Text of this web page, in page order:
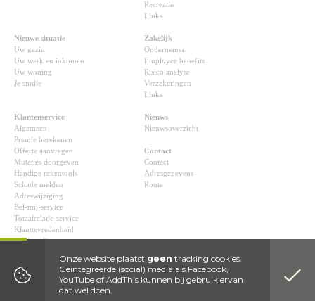
Recreatie
Links
Nieuwe situatie
Uw gezin
Uw werk en inkomen
Uw woning
Je studie
Zakelijk
Ondernemer
Employee benefits
Risico analyse
Verzekeringen
Links
Klantenservice
Algemeen
Premie berekenen
Offerte aanvragen
Mutaties doorgeven
Handige rekentools
Schade melden
Adreswijziging
Bel-mij-service
Totaalrelatie-service
Klanttevredenheid
Aanbeveling
Nieuws
Nieuwsoverzicht
Contact
Contact
Adresgegevens
Route
Onze website plaatst geen tracking cookies.
Geïntegreerde (social) media als Facebook,
YouTube of AddThis kunnen bij gebruik ervan
dat wel doen.